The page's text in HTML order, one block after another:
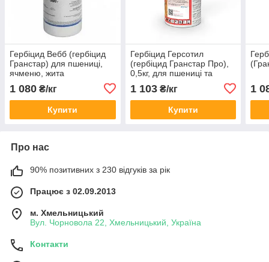
Гербіцид Вебб (гербіцид
Гранстар) для пшениці,
ячменю, жита
(Трибенурон-метил 750 г/
кг)
1 080 ₴/кг
Купити
Гербіцид Герсотил
(гербіцид Гранстар Про),
0,5кг, для пшениці та
(трибенурон-метил, 750 г/
кг)
1 103₴/кг
Купити
1
Про нас
90% позитивних з 230 відгуків за рік
Працює з 02.09.2013
м. Хмельницький
Вул. Чорновола 22, Хмельницький, Україна
Контакти